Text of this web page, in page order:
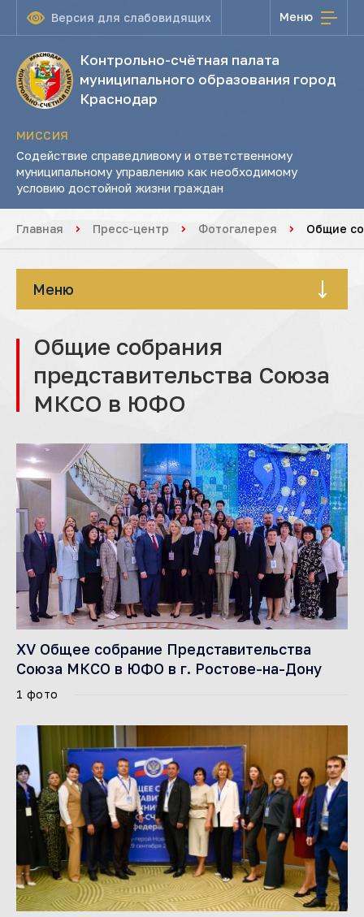
Версия для слабовидящих Меню
Контрольно-счётная палата
муниципального образования город
Краснодар
МИССИЯ
Содействие справедливому и ответственному
муниципальному управлению как необходимому
условию достойной жизни граждан
Главная Пресс-центр Фотогалерея Общие
Меню
Общие собрания
представительства Союза
МКСО в ЮФО
XV Общее собрание Представительства
Союза МКСО в ЮФО в г. Ростове-на-Дону
1 фото